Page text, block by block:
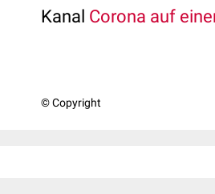
Kanal Corona auf
© Copyright